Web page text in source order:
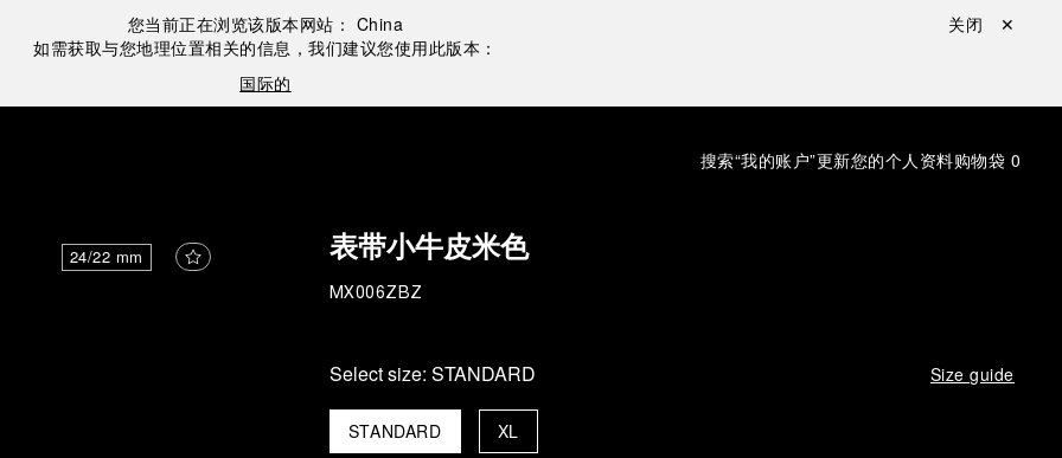
您当前正在浏览该版本网站： China
如需获取与您地理位置相关的信息，我们建议您使用此版本：
国际的
关闭 ✕
搜索“我的账户”更新您的个人资料购物袋 0
24/22 mm 表带小牛皮米色
MX006ZBZ
Select size: STANDARD Size guide
STANDARD XL